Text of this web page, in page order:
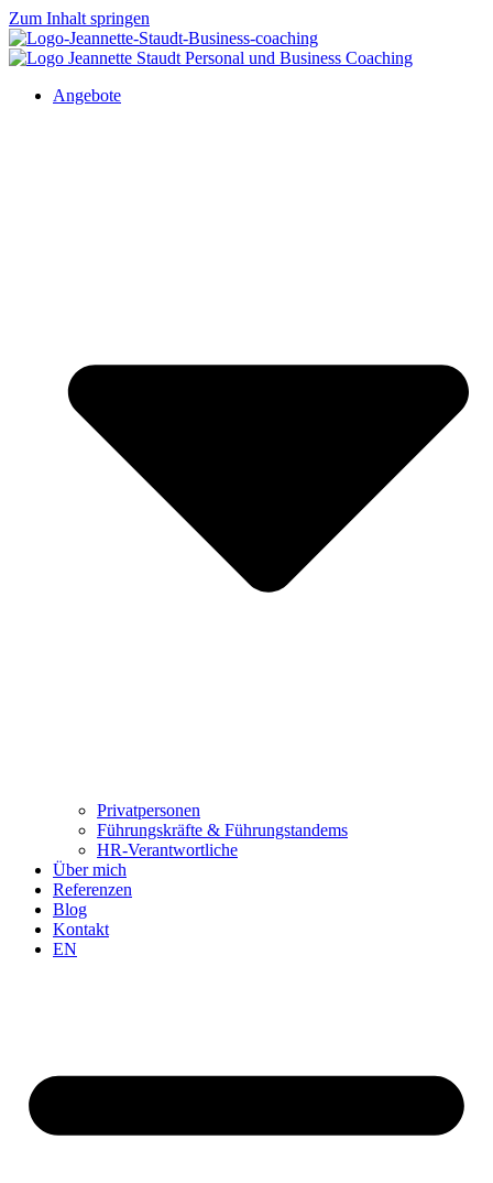
Zum Inhalt springen
Angebote
Privatpersonen
Führungskräfte & Führungstandems
HR-Verantwortliche
Über mich
Referenzen
Blog
Kontakt
EN